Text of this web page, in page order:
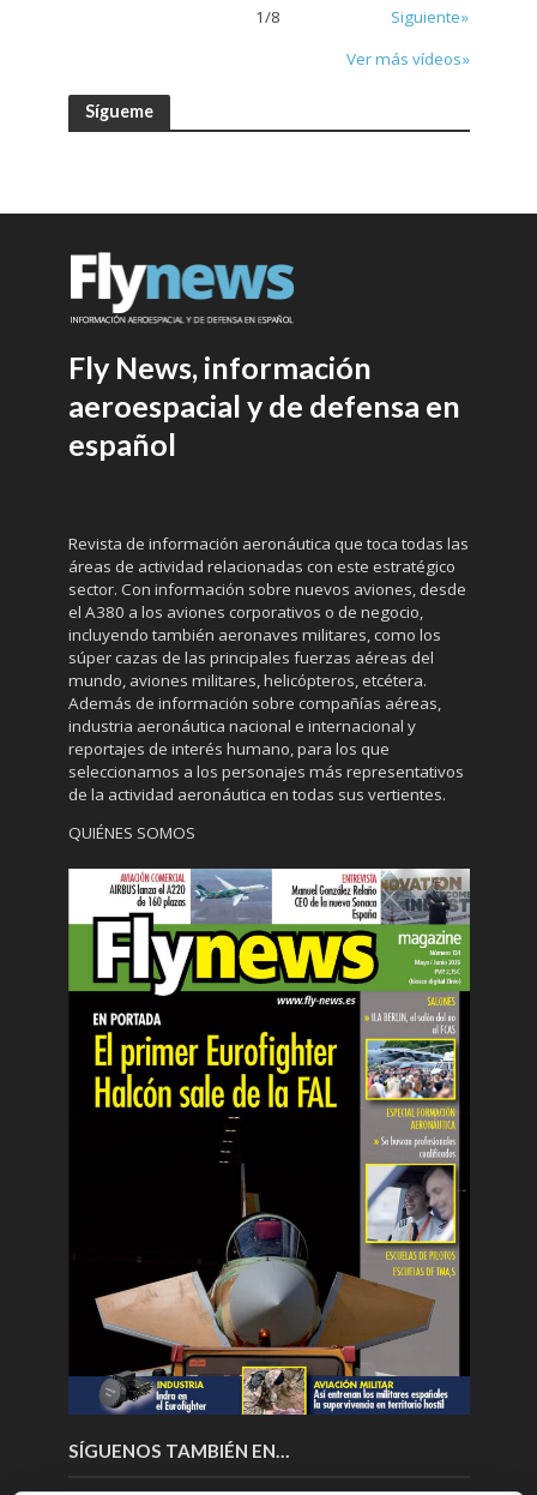
1/8
Siguiente»
Ver más vídeos»
Sígueme
Fly News, información
aeroespacial y de defensa en
español
Revista de información aeronáutica que toca todas las
áreas de actividad relacionadas con este estratégico
sector. Con información sobre nuevos aviones, desde
el A380 a los aviones corporativos o de negocio,
incluyendo también aeronaves militares, como los
súper cazas de las principales fuerzas aéreas del
mundo, aviones militares, helicópteros, etcétera.
Además de información sobre compañías aéreas,
industria aeronáutica nacional e internacional y
reportajes de interés humano, para los que
seleccionamos a los personajes más representativos
de la actividad aeronáutica en todas sus vertientes.
QUIÉNES SOMOS
SÍGUENOS TAMBIÉN EN…